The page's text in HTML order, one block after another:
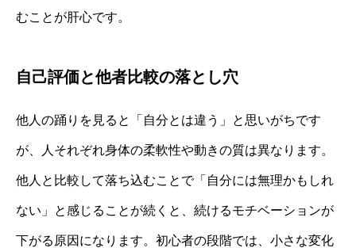
むことが肝心です。
自己評価と他者比較の落とし穴
他人の踊りを見ると「自分とは違う」と思いがちです
が、人それぞれ身体の柔軟性や動きの質は異なります。
他人と比較して落ち込むことで「自分には無理かもしれ
ない」と感じることが続くと、続けるモチベーションが
下がる原因になります。初心者の段階では、小さな変化